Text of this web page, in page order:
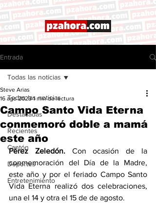
Entrada
Todas las noticias
Destacadas
Recientes
Cantón
Deportes
Entretenimiento
Todas las noticias
Campo Santo Vida Eterna
conmemoró doble a mamá
este año
Steve Arias
16 ago 2023 1 min de lectura
Pérez Zeledón. Con ocasión de la
conmemoración del Día de la Madre,
este año y por el feriado Campo Santo
Vida Eterna realizó dos celebraciones,
una el 14 y otra el 15 de de agosto.